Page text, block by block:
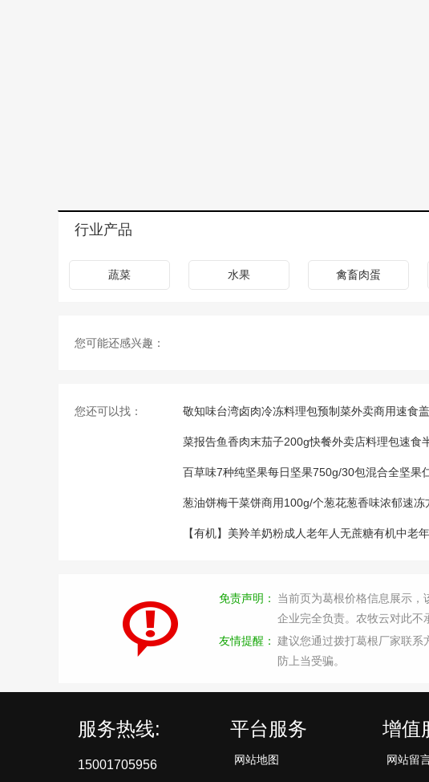
行业产品
蔬菜 水果 禽畜肉蛋
您可能还感兴趣：
您还可以找： 敬知味台湾卤肉冷冻料理包预制菜外卖商用速食
菜报告鱼香肉末茄子200g快餐外卖店料理包速食
百草味7种纯坚果每日坚果750g/30包混合全坚果
葱油饼梅干菜饼商用100g/个葱花葱香味浓郁速冻
【有机】美羚羊奶粉成人老年人无蔗糖有机中老
免责声明：
当前页为葛根价格信息展示
企业完全负责。农牧云对此不
友情提醒： 建议您通过拨打葛根厂家联系
防上当受骗。
服务热线:
15001705956
平台服务
网站地图
增值
网站留